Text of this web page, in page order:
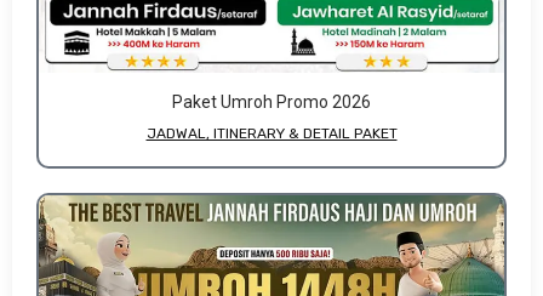
Paket Umroh Promo 2026
JADWAL, ITINERARY & DETAIL PAKET